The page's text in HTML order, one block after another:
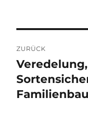
ZURÜCK
Vorheriger
Beitrag: